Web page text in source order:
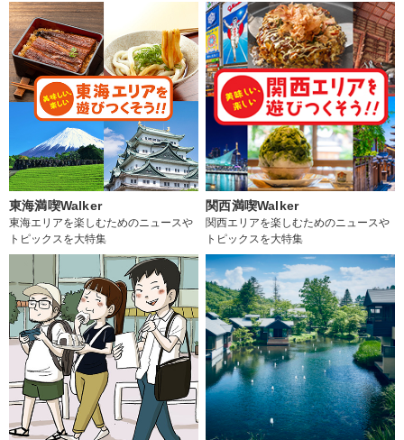
東海満喫Walker
東海エリアを楽しむためのニュースや
トピックスを大特集
関西満喫Walker
関西エリアを楽しむためのニュースや
トピックスを大特集